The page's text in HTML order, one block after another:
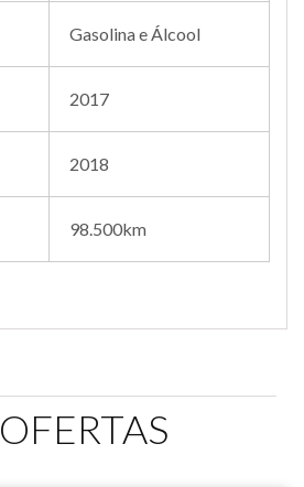
Gasolina e Álcool
2017
2018
98.500km
OFERTAS